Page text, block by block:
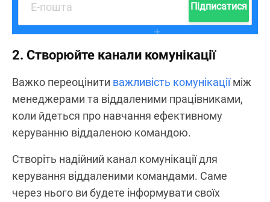
Підписатися
2. Створюйте канали комунікації
Важко переоцінити важливість комунікаціїміж
менеджерами та віддаленими працівниками,
коли йдеться про навчання ефективному
керуванню віддаленою командою.
Створіть надійний канал комунікації для
керування віддаленими командами. Саме
через нього ви будете інформувати своїх